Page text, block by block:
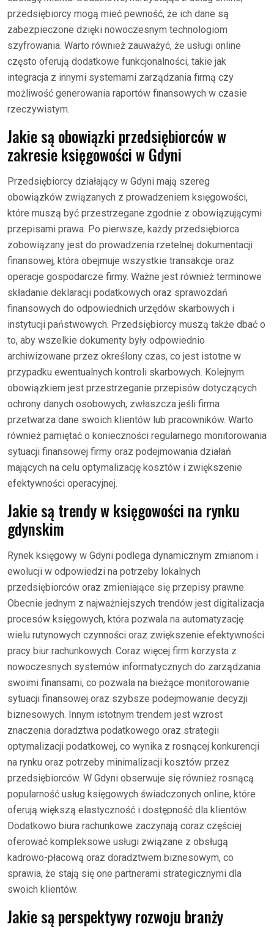
przedsiębiorcy mogą mieć pewność, że ich dane są
zabezpieczone dzięki nowoczesnym technologiom
szyfrowania. Warto również zauważyć, że usługi online
często oferują dodatkowe funkcjonalności, takie jak
integracja z innymi systemami zarządzania firmą czy
możliwość generowania raportów finansowych w czasie
rzeczywistym.
Jakie są obowiązki przedsiębiorców w
zakresie księgowości w Gdyni
Przedsiębiorcy działający w Gdyni mają szereg
obowiązków związanych z prowadzeniem księgowości,
które muszą być przestrzegane zgodnie z obowiązującymi
przepisami prawa. Po pierwsze, każdy przedsiębiorca
zobowiązany jest do prowadzenia rzetelnej dokumentacji
finansowej, która obejmuje wszystkie transakcje oraz
operacje gospodarcze firmy. Ważne jest również terminowe
składanie deklaracji podatkowych oraz sprawozdań
finansowych do odpowiednich urzędów skarbowych i
instytucji państwowych. Przedsiębiorcy muszą także dbać o
to, aby wszelkie dokumenty były odpowiednio
archiwizowane przez określony czas, co jest istotne w
przypadku ewentualnych kontroli skarbowych. Kolejnym
obowiązkiem jest przestrzeganie przepisów dotyczących
ochrony danych osobowych, zwłaszcza jeśli firma
przetwarza dane swoich klientów lub pracowników. Warto
również pamiętać o konieczności regularnego monitorowania
sytuacji finansowej firmy oraz podejmowania działań
mających na celu optymalizację kosztów i zwiększenie
efektywności operacyjnej.
Jakie są trendy w księgowości na rynku
gdynskim
Rynek księgowy w Gdyni podlega dynamicznym zmianom i
ewolucji w odpowiedzi na potrzeby lokalnych
przedsiębiorców oraz zmieniające się przepisy prawne.
Obecnie jednym z najważniejszych trendów jest digitalizacja
procesów księgowych, która pozwala na automatyzację
wielu rutynowych czynności oraz zwiększenie efektywności
pracy biur rachunkowych. Coraz więcej firm korzysta z
nowoczesnych systemów informatycznych do zarządzania
swoimi finansami, co pozwala na bieżące monitorowanie
sytuacji finansowej oraz szybsze podejmowanie decyzji
biznesowych. Innym istotnym trendem jest wzrost
znaczenia doradztwa podatkowego oraz strategii
optymalizacji podatkowej, co wynika z rosnącej konkurencji
na rynku oraz potrzeby minimalizacji kosztów przez
przedsiębiorców. W Gdyni obserwuje się również rosnącą
popularność usług księgowych świadczonych online, które
oferują większą elastyczność i dostępność dla klientów.
Dodatkowo biura rachunkowe zaczynają coraz częściej
oferować kompleksowe usługi związane z obsługą
kadrowo-płacową oraz doradztwem biznesowym, co
sprawia, że stają się one partnerami strategicznymi dla
swoich klientów.
Jakie są perspektywy rozwoju branży